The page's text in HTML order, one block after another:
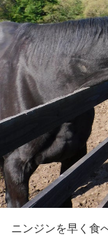
ニンジンを早く食